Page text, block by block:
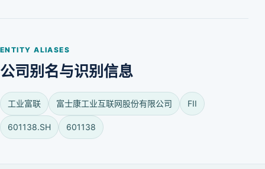
ENTITY ALIASES
公司别名与识别信息
工业富联 富士康工业互联网股份有限公司 FII
601138.SH 601138